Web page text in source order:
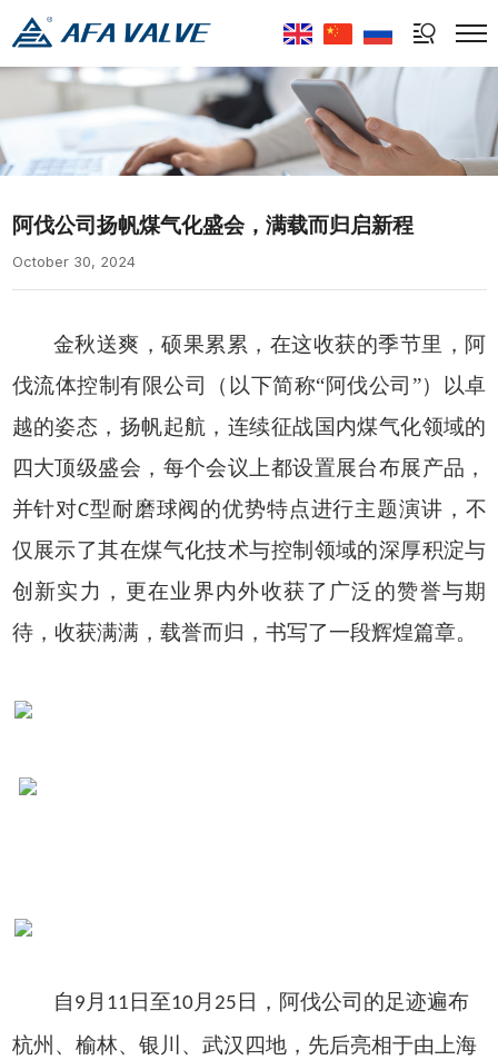
Select Language
阿伐公司扬帆煤气化盛会，满载而归启新程
October 30, 2024
金秋送爽，硕果累累，在这收获的季节里，阿
伐流体控制有限公司（以下简称“阿伐公司”）以卓
越的姿态，扬帆起航，连续征战国内煤气化领域的
四大顶级盛会，每个会议上都设置展台布展产品，
并针对C型耐磨球阀的优势特点进行主题演讲，不
仅展示了其在煤气化技术与控制领域的深厚积淀与
创新实力，更在业界内外收获了广泛的赞誉与期
待，收获满满，载誉而归，书写了一段辉煌篇章。
自 9 月 11 日至10 月 25 日，阿伐公司的足迹遍布
杭州、榆林、银川、武汉四地，先后亮相于由上海